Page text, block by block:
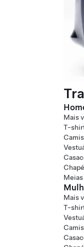
Mais
T-
Meias
Mais
T-